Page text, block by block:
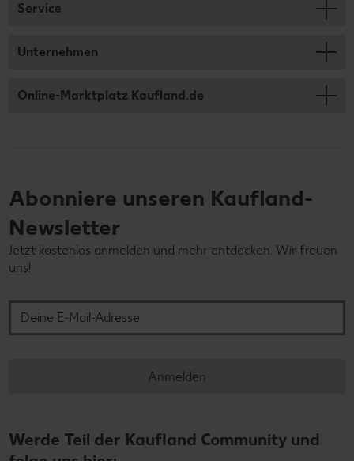
Service
Unternehmen
Online-Marktplatz Kaufland.de
Abonniere unseren Kaufland-
Newsletter
Jetzt kostenlos anmelden und mehr entdecken. Wir freuen
uns!
Anmelden
Werde Teil der Kaufland Community und